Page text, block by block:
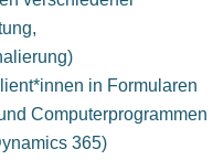
in Formularen
Computerprogrammen
365)